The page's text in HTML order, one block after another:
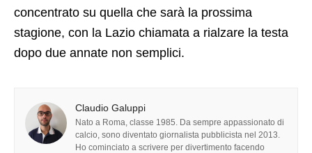
concentrato su quella che sarà la prossima
stagione, con la Lazio chiamata a rialzare la testa
dopo due annate non semplici.
Claudio Galuppi
Nato a Roma, classe 1985. Da sempre appassionato di
calcio, sono diventato giornalista pubblicista nel 2013.
Ho cominciato a scrivere per divertimento facendo